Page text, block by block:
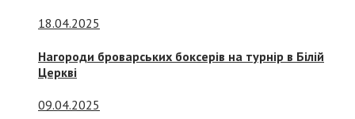
18.04.2025
Нагороди броварських боксерів на турнір в Білій
Церкві
09.04.2025